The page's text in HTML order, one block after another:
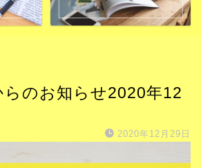
のお知らせ2020年12
2020年12月29日